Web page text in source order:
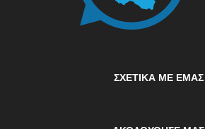
ΣΧΕΤΙΚΆ ΜΕ ΕΜΆΣ